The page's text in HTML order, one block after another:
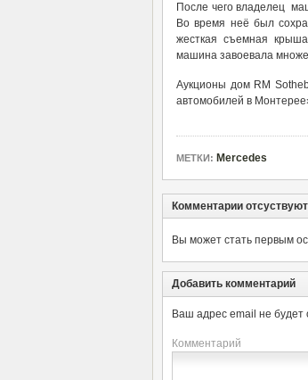
После чего владелец
Во время неё был
жесткая съемная
машина завоевала
Аукционы дом RM
автомобилей в
МЕТКИ: Mercedes
Комментарии отсуствуют
Вы может стать первым
Добавить комментарий
Ваш адрес email не будет
Комментарий